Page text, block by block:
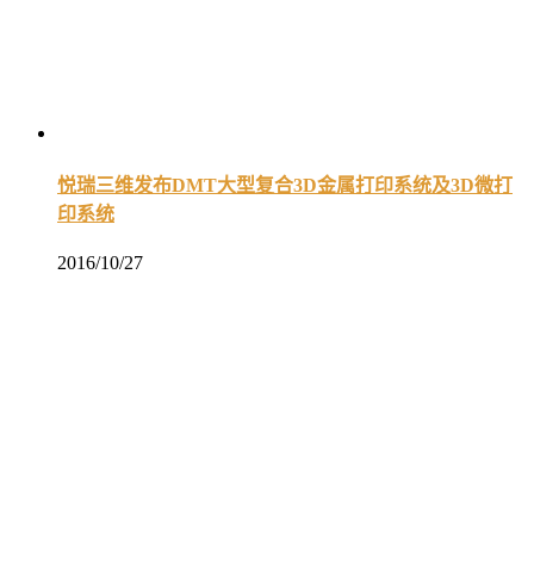
悦瑞三维发布DMT大型复合3D金属打印系统及3D微打
印系统
2016/10/27